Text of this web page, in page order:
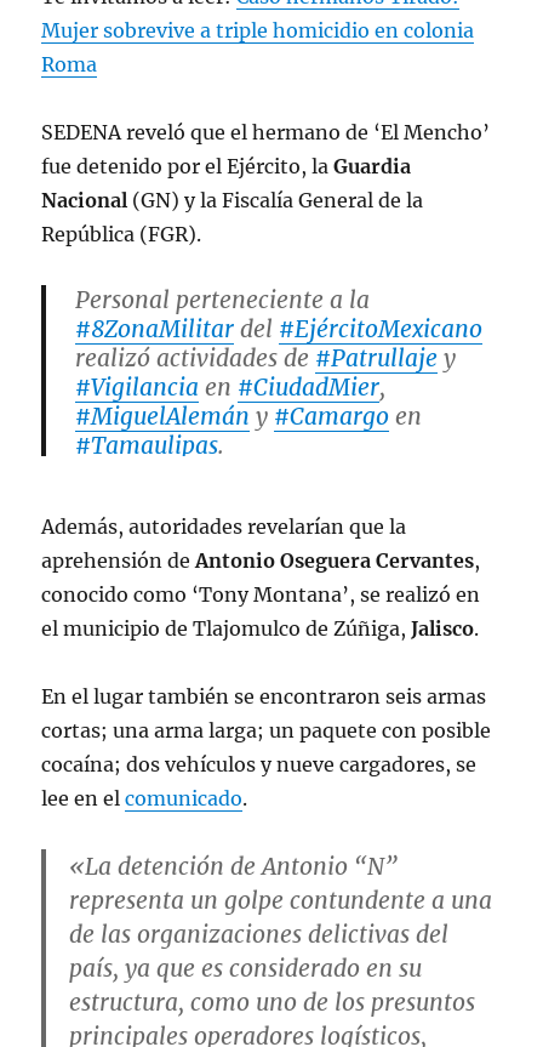
Mujer sobrevive a triple homicidio en colonia
Roma
SEDENA reveló que el hermano de ‘El Mencho’
fue detenido por el Ejército, laGuardia
Nacional (GN) y la Fiscalía General de la
República (FGR).
Personal perteneciente a la
#8ZonaMilitar del #EjércitoMexicano
realizó actividades de #Patrullaje y
#Vigilancia en #CiudadMier,
#MiguelAlemán y #Camargo en
#Tamaulipas.
pic.twitter.com/P3PiLWimFV
— @SEDENAmx (@SEDENAmx)
December 17, 2022
Además, autoridades revelarían que la
aprehensión deAntonio Oseguera Cervantes,
conocido como ‘Tony Montana’, se realizó en
el municipio de Tlajomulco de Zúñiga,Jalisco.
En el lugar también se encontraron seis armas
cortas; una arma larga; un paquete con posible
cocaína; dos vehículos y nueve cargadores, se
lee en elcomunicado.
«La detención de Antonio “N”
representa un golpe contundente a una
de las organizaciones delictivas del
país, ya que es considerado en su
estructura, como uno de los presuntos
principales operadores logísticos,